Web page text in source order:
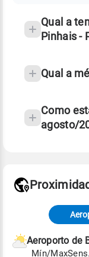
temperatura
Qual a
Pinhais -
Qual a
Como
agosto/
Fonte: dados
de Tempo e
Aeroporto de
Mín/MaxSens.